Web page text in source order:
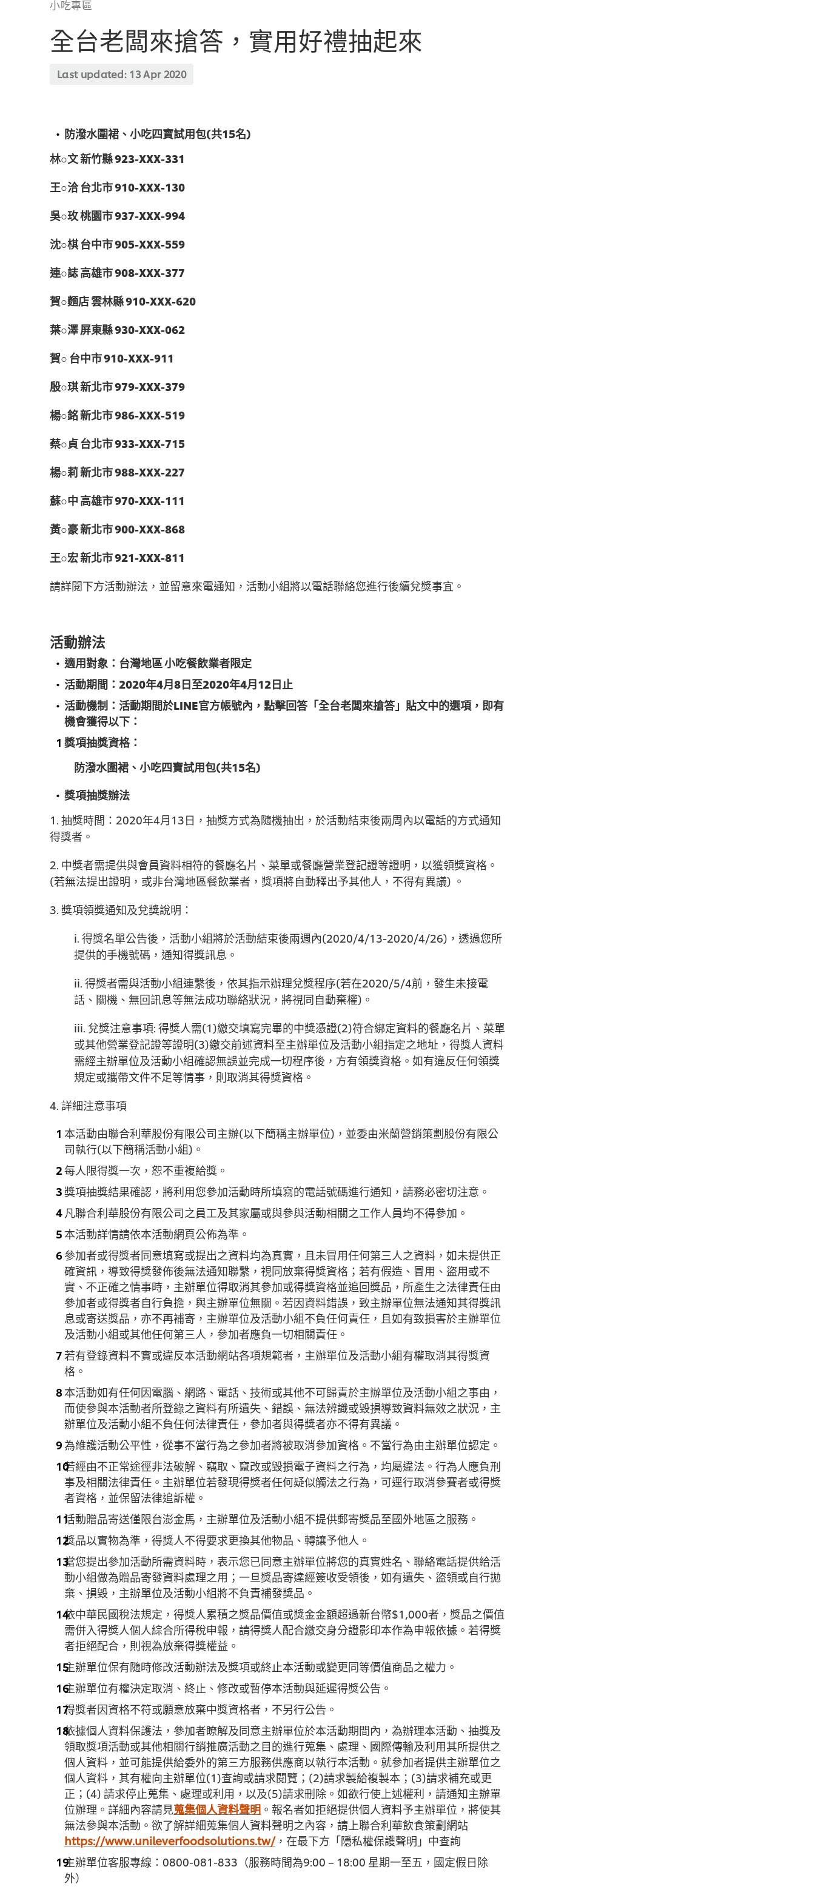
小吃專區
全台老闆來搶答，實用好禮抽起來
Last updated: 13 Apr 2020
防潑水圍裙、小吃四寶試用包(共15名)
林○文 新竹縣 923-XXX-331
王○洽 台北市 910-XXX-130
吳○玫 桃園市 937-XXX-994
沈○棋 台中市 905-XXX-559
連○誌 高雄市 908-XXX-377
賀○麵店 雲林縣 910-XXX-620
葉○澤 屏東縣 930-XXX-062
賀○ 台中市 910-XXX-911
殷○琪 新北市 979-XXX-379
楊○銘 新北市 986-XXX-519
蔡○貞 台北市 933-XXX-715
楊○莉 新北市 988-XXX-227
蘇○中 高雄市 970-XXX-111
黃○豪 新北市 900-XXX-868
王○宏 新北市 921-XXX-811
請詳閱下方活動辦法，並留意來電通知，活動小組將以電話聯絡您進行後續兌獎事宜。
活動辦法
適用對象：台灣地區 小吃餐飲業者限定
活動期間：2020年4月8日至2020年4月12日止
活動機制：活動期間於LINE官方帳號內，點擊回答「全台老闆來搶答」貼文中的選項，即有
機會獲得以下：
獎項抽獎資格：
防潑水圍裙、小吃四寶試用包(共15名)
獎項抽獎辦法
1. 抽獎時間：2020年4月13日，抽獎方式為隨機抽出，於活動結束後兩周內以電話的方式通知
得獎者。
2. 中獎者需提供與會員資料相符的餐廳名片、菜單或餐廳營業登記證等證明，以獲領獎資格。
(若無法提出證明，或非台灣地區餐飲業者，獎項將自動釋出予其他人，不得有異議) 。
3. 獎項領獎通知及兌獎說明：
i. 得獎名單公告後，活動小組將於活動結束後兩週內(2020/4/13-2020/4/26)，透過您所
提供的手機號碼，通知得獎訊息。
ii. 得獎者需與活動小組連繫後，依其指示辦理兌獎程序(若在2020/5/4前，發生未接電
話、關機、無回訊息等無法成功聯絡狀況，將視同自動棄權)。
iii. 兌獎注意事項: 得獎人需(1)繳交填寫完畢的中獎憑證(2)符合綁定資料的餐廳名片、菜單
或其他營業登記證等證明(3)繳交前述資料至主辦單位及活動小組指定之地址，得獎人資料
需經主辦單位及活動小組確認無誤並完成一切程序後，方有領獎資格。如有違反任何領獎
規定或攜帶文件不足等情事，則取消其得獎資格。
4. 詳細注意事項
本活動由聯合利華股份有限公司主辦(以下簡稱主辦單位)，並委由米蘭營銷策劃股份有限公
司執行(以下簡稱活動小組)。
每人限得獎一次，恕不重複給獎。
獎項抽獎結果確認，將利用您參加活動時所填寫的電話號碼進行通知，請務必密切注意。
凡聯合利華股份有限公司之員工及其家屬或與參與活動相關之工作人員均不得參加。
本活動詳情請依本活動網頁公佈為準。
參加者或得獎者同意填寫或提出之資料均為真實，且未冒用任何第三人之資料，如未提供正
確資訊，導致得獎發佈後無法通知聯繫，視同放棄得獎資格；若有假造、冒用、盜用或不
實、不正確之情事時，主辦單位得取消其參加或得獎資格並追回獎品，所產生之法律責任由
參加者或得獎者自行負擔，與主辦單位無關。若因資料錯誤，致主辦單位無法通知其得獎訊
息或寄送獎品，亦不再補寄，主辦單位及活動小組不負任何責任，且如有致損害於主辦單位
及活動小組或其他任何第三人，參加者應負一切相關責任。
若有登錄資料不實或違反本活動網站各項規範者，主辦單位及活動小組有權取消其得獎資
格。
本活動如有任何因電腦、網路、電話、技術或其他不可歸責於主辦單位及活動小組之事由，
而使參與本活動者所登錄之資料有所遺失、錯誤、無法辨識或毀損導致資料無效之狀況，主
辦單位及活動小組不負任何法律責任，參加者與得獎者亦不得有異議。
為維護活動公平性，從事不當行為之參加者將被取消參加資格。不當行為由主辦單位認定。
若經由不正常途徑非法破解、竊取、竄改或毀損電子資料之行為，均屬違法。行為人應負刑
事及相關法律責任。主辦單位若發現得獎者任何疑似觸法之行為，可逕行取消參賽者或得獎
者資格，並保留法律追訴權。
活動贈品寄送僅限台澎金馬，主辦單位及活動小組不提供郵寄獎品至國外地區之服務。
獎品以實物為準，得獎人不得要求更換其他物品、轉讓予他人。
當您提出參加活動所需資料時，表示您已同意主辦單位將您的真實姓名、聯絡電話提供給活
動小組做為贈品寄發資料處理之用；一旦獎品寄達經簽收受領後，如有遺失、盜領或自行拋
棄、損毀，主辦單位及活動小組將不負責補發獎品。
依中華民國稅法規定，得獎人累積之獎品價值或獎金金額超過新台幣$1,000者，獎品之價值
需併入得獎人個人綜合所得稅申報，請得獎人配合繳交身分證影印本作為申報依據。若得獎
者拒絕配合，則視為放棄得獎權益。
主辦單位保有隨時修改活動辦法及獎項或終止本活動或變更同等價值商品之權力。
主辦單位有權決定取消、終止、修改或暫停本活動與延遲得獎公告。
得獎者因資格不符或願意放棄中獎資格者，不另行公告。
依據個人資料保護法，參加者瞭解及同意主辦單位於本活動期間內，為辦理本活動、抽獎及
領取獎項活動或其他相關行銷推廣活動之目的進行蒐集、處理、國際傳輸及利用其所提供之
個人資料，並可能提供給委外的第三方服務供應商以執行本活動。就參加者提供主辦單位之
個人資料，其有權向主辦單位(1)查詢或請求閱覽；(2)請求製給複製本；(3)請求補充或更
正；(4) 請求停止蒐集、處理或利用，以及(5)請求刪除。如欲行使上述權利，請通知主辦單
位辦理。詳細內容請見蒐集個人資料聲明 。報名者如拒絕提供個人資料予主辦單位，將使其
無法參與本活動。欲了解詳細蒐集個人資料聲明之內容，請上聯合利華飲食策劃網站
https://www.unileverfoodsolutions.tw/，在最下方「隱私權保護聲明」中查詢
主辦單位客服專線：0800-081-833（服務時間為9:00 – 18:00 星期一至五，國定假日除
外）